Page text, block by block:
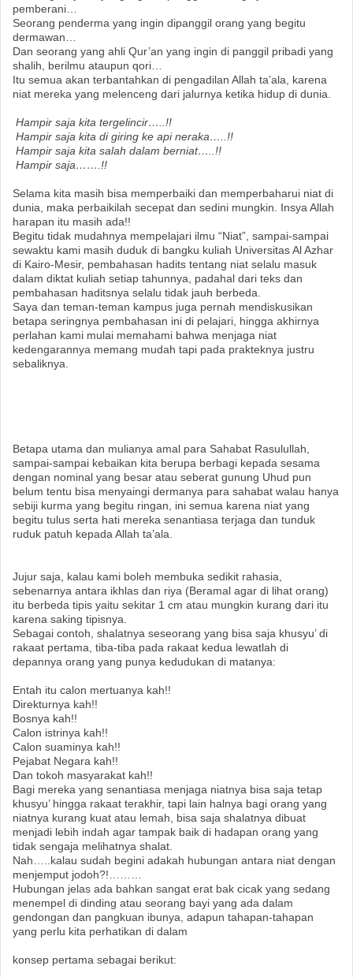
pemberani…
Seorang penderma yang ingin dipanggil orang yang begitu
dermawan…
Dan seorang yang ahli Qur’an yang ingin di panggil pribadi yang
shalih, berilmu ataupun qori…
Itu semua akan terbantahkan di pengadilan Allah ta’ala, karena
niat mereka yang melenceng dari jalurnya ketika hidup di dunia.
Hampir saja kita tergelincir…..!!
Hampir saja kita di giring ke api neraka…..!!
Hampir saja kita salah dalam berniat…..!!
Hampir saja…….!!
Selama kita masih bisa memperbaiki dan memperbaharui niat di
dunia, maka perbaikilah secepat dan sedini mungkin. Insya Allah
harapan itu masih ada!!
Begitu tidak mudahnya mempelajari ilmu “Niat”, sampai-sampai
sewaktu kami masih duduk di bangku kuliah Universitas Al Azhar
di Kairo-Mesir, pembahasan hadits tentang niat selalu masuk
dalam diktat kuliah setiap tahunnya, padahal dari teks dan
pembahasan haditsnya selalu tidak jauh berbeda.
Saya dan teman-teman kampus juga pernah mendiskusikan
betapa seringnya pembahasan ini di pelajari, hingga akhirnya
perlahan kami mulai memahami bahwa menjaga niat
kedengarannya memang mudah tapi pada prakteknya justru
sebaliknya.
Betapa utama dan mulianya amal para Sahabat Rasulullah,
sampai-sampai kebaikan kita berupa berbagi kepada sesama
dengan nominal yang besar atau seberat gunung Uhud pun
belum tentu bisa menyaingi dermanya para sahabat walau hanya
sebiji kurma yang begitu ringan, ini semua karena niat yang
begitu tulus serta hati mereka senantiasa terjaga dan tunduk
ruduk patuh kepada Allah ta’ala.
Jujur saja, kalau kami boleh membuka sedikit rahasia,
sebenarnya antara ikhlas dan riya (Beramal agar di lihat orang)
itu berbeda tipis yaitu sekitar 1 cm atau mungkin kurang dari itu
karena saking tipisnya.
Sebagai contoh, shalatnya seseorang yang bisa saja khusyu’ di
rakaat pertama, tiba-tiba pada rakaat kedua lewatlah di
depannya orang yang punya kedudukan di matanya:
Entah itu calon mertuanya kah!!
Direkturnya kah!!
Bosnya kah!!
Calon istrinya kah!!
Calon suaminya kah!!
Pejabat Negara kah!!
Dan tokoh masyarakat kah!!
Bagi mereka yang senantiasa menjaga niatnya bisa saja tetap
khusyu’ hingga rakaat terakhir, tapi lain halnya bagi orang yang
niatnya kurang kuat atau lemah, bisa saja shalatnya dibuat
menjadi lebih indah agar tampak baik di hadapan orang yang
tidak sengaja melihatnya shalat.
Nah…..kalau sudah begini adakah hubungan antara niat dengan
menjemput jodoh?!………
Hubungan jelas ada bahkan sangat erat bak cicak yang sedang
menempel di dinding atau seorang bayi yang ada dalam
gendongan dan pangkuan ibunya, adapun tahapan-tahapan
yang perlu kita perhatikan di dalam
konsep pertama sebagai berikut: